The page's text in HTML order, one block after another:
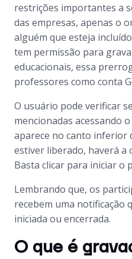
restrições importantes a
das empresas, apenas o
alguém que esteja
tem permissão para
educacionais, essa
professores como conta
O usuário pode verificar
mencionadas acessando
aparece no canto inferior
estiver liberado, haverá a
Basta clicar para iniciar o
Lembrando que, os
recebem uma notificação
iniciada ou encerrada.
O que é